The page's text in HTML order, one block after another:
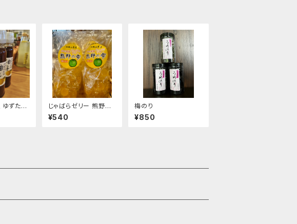
ずたれ
じゃばらゼリー 熊野の
雫
¥540
梅のり
¥850